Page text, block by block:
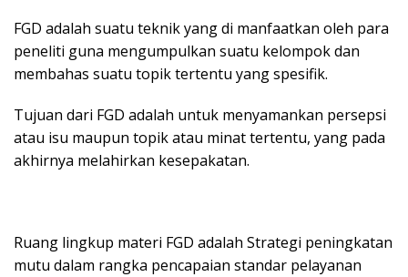
FGD adalah suatu teknik yang di manfaatkan oleh para
peneliti guna mengumpulkan suatu kelompok dan
membahas suatu topik tertentu yang spesifik.
Tujuan dari FGD adalah untuk menyamankan persepsi
atau isu maupun topik atau minat tertentu, yang pada
akhirnya melahirkan kesepakatan.
Ruang lingkup materi FGD adalah Strategi peningkatan
mutu dalam rangka pencapaian standar pelayanan